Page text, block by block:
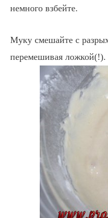
немного взбейте.
Муку смешайте с
перемешивая ложкой(!).